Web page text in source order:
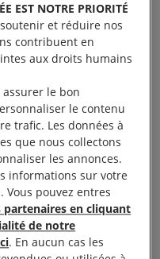
Colombie,
Sud) ; 87% ont
droit de négociation
un syndicat.
et placé·es en
de
la Commission
ces droits qui
thèmes de travail
EST NOTRE PRIORITÉ
et réduire nos
contribuent en
aux droits humains
le bon
le contenu
trafic. Les données à
que nous collectons
les annonces.
informations sur votre
Vous pouvez entres
partenaires en cliquant
de notre
. En aucun cas les